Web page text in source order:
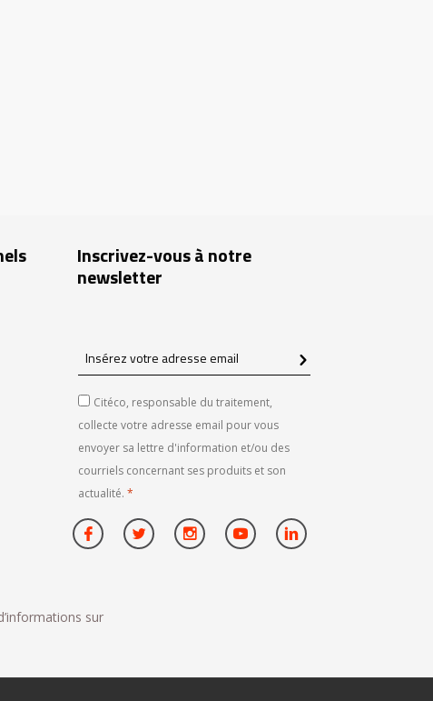
Inscrivez-vous à notre
newsletter
Insérez
votre
adresse
email
Citéco, responsable du traitement,
collecte votre adresse email pour vous
envoyer sa lettre d'information et/ou des
courriels concernant ses produits et son
actualité. *
sur